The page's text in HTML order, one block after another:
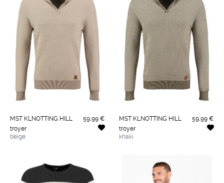
MST KLNOTTING HILL
troyer
beige
59,99 €
MST KLNOTTING HILL
troyer
khaki
59,99 €